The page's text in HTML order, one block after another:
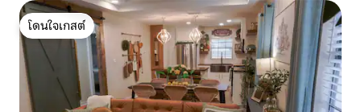
โดนใจเกสต์
โดนใจเกสต์